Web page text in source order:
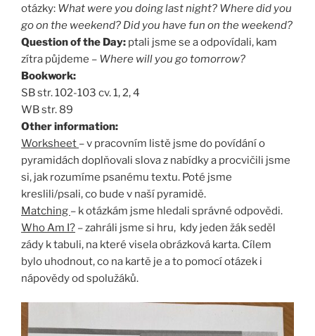
otázky: What were you doing last night? Where did you
go on the weekend? Did you have fun on the weekend?
Question of the Day: ptali jsme se a odpovídali, kam
zítra půjdeme – Where will you go tomorrow?
Bookwork:
SB str. 102-103 cv. 1, 2, 4
WB str. 89
Other information:
Worksheet – v pracovním listě jsme do povídání o
pyramidách doplňovali slova z nabídky a procvičili jsme
si, jak rozumíme psanému textu. Poté jsme
kreslili/psali, co bude v naší pyramidě.
Matching – k otázkám jsme hledali správné odpovědi.
Who Am I? – zahráli jsme si hru, kdy jeden žák seděl
zády k tabuli, na které visela obrázková karta. Cílem
bylo uhodnout, co na kartě je a to pomocí otázek i
nápovědy od spolužáků.